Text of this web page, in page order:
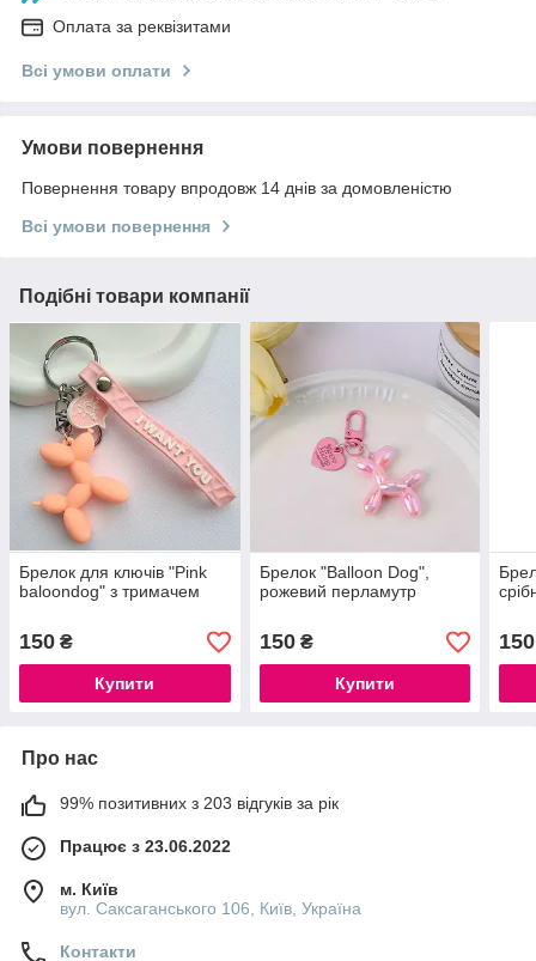
Оплата за реквізитами
Всі умови оплати
Умови повернення
Повернення товару впродовж 14 днів за домовленістю
Всі умови повернення
Подібні товари компанії
Брелок для ключів "Pink
baloondog" з тримачем
150 ₴
Купити
Брелок "Balloon Dog",
рожевий перламутр
150₴
Купити
150
Про нас
99% позитивних з 203 відгуків за рік
Працює з 23.06.2022
м. Київ
вул. Саксаганського 106, Київ, Україна
Контакти